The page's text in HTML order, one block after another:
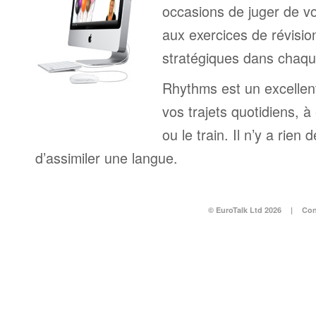
occasions de juger de
aux exercices de
stratégiques dans
Rhythms est un
vos trajets quotidiens,
ou le train. Il n’y a rien
d’assimiler une langue.
© EuroTalk Ltd 2026 |